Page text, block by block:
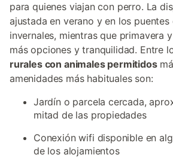
para quienes viajan con perro. La
ajustada en verano y en los puentes
invernales, mientras que primavera
más opciones y tranquilidad. Entre
rurales con animales permitidos
amenidades más habituales son:
Jardín o parcela cercada,
mitad de las propiedades
Conexión wifi disponible en
de los alojamientos